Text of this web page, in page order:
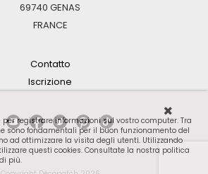
69740 GENAS
FRANCE
Contatto
Iscrizione
per registrare informazioni sul vostro computer. Tra
sono fondamentali per il buon funzionamento del
ad ottimizzare la visita degli utenti. Utilizzando
questi cookies. Consultate la nostra politica
più.